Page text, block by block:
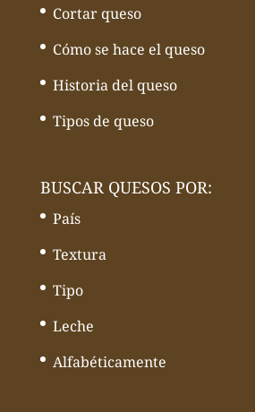
Cortar queso
Cómo se hace el queso
Historia del queso
Tipos de queso
BUSCAR QUESOS POR:
País
Textura
Tipo
Leche
Alfabéticamente